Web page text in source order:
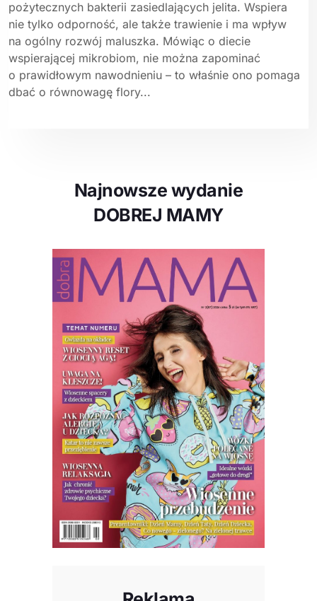
pożytecznych bakterii zasiedlających jelita. Wspiera
nie tylko odporność, ale także trawienie i ma wpływ
na ogólny rozwój maluszka. Mówiąc o diecie
wspierającej mikrobiom, nie można zapominać
o prawidłowym nawodnieniu – to właśnie ono pomaga
dbać o równowagę flory...
Najnowsze wydanie
DOBREJ MAMY